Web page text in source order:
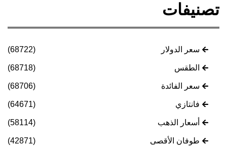
تصنيفات
سعر الدولار (68722)
الطقس (68718)
سعر الفائدة (68706)
فانتازي (64671)
أسعار الذهب (58114)
طوفان الأقصى (42871)